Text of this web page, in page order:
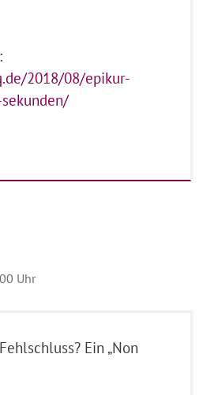
2018/08/epikur-
Uhr
Ein „Non